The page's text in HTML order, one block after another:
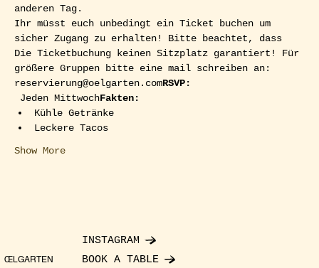
anderen Tag.
Ihr müsst euch unbedingt ein Ticket buchen um
sicher Zugang zu erhalten! Bitte beachtet, dass
Die Ticketbuchung keinen Sitzplatz garantiert! Für
größere Gruppen bitte eine mail schreiben an:
reservierung@oelgarten.comRSVP:
Jeden MittwochFakten:
Kühle Getränke
Leckere Tacos
Show More
ŒLGARTEN
INSTAGRAM
BOOK A TABLE